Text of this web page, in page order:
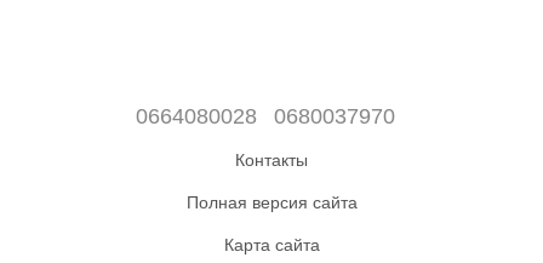
0664080028 0680037970
Контакты
Полная версия сайта
Карта сайта